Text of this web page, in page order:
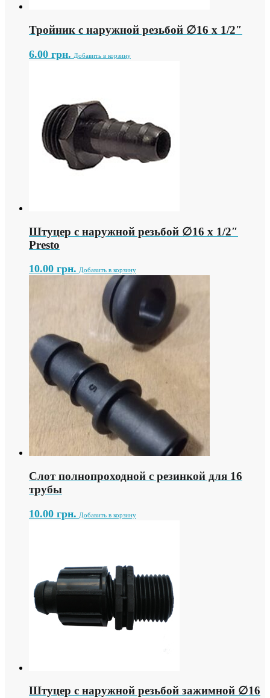
Тройник с наружной резьбой ∅16 х 1/2″
6.00 грн. Добавить в корзину
Штуцер с наружной резьбой ∅16 х 1/2″
Presto
10.00 грн. Добавить в корзину
Слот полнопроходной с резинкой для 16
трубы
10.00 грн. Добавить в корзину
Штуцер с наружной резьбой зажимной ∅16